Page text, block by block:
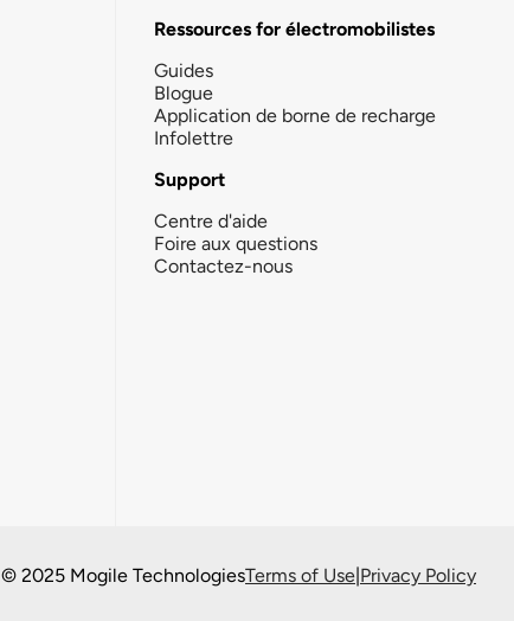
Ressources for électromobilistes
Guides
Blogue
Application de borne de recharge
Infolettre
Support
Centre d'aide
Foire aux questions
Contactez-nous
© 2025 Mogile TechnologiesTerms of Use|Privacy Policy